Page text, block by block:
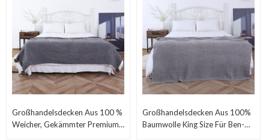
Großhandelsdecken Aus 100 %
Weicher, Gekämmter Premium-
Großhandelsdecken Aus 100%
Baumwolle King Size Für Ben-